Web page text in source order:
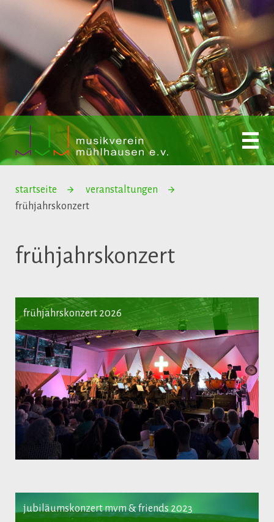
startseite
veranstaltungen
frühjahrskonzert
frühjahrskonzert
frühjahrskonzert 2026
jubiläumskonzert mvm & friends 2023